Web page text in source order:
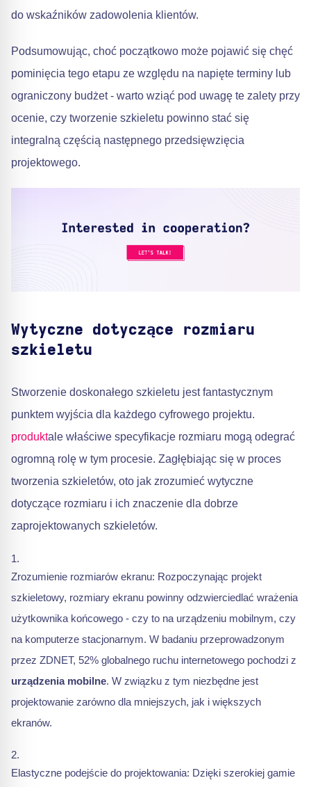
do wskaźników zadowolenia klientów.
Podsumowując, choć początkowo może pojawić się chęć
pominięcia tego etapu ze względu na napięte terminy lub
ograniczony budżet - warto wziąć pod uwagę te zalety przy
ocenie, czy tworzenie szkieletu powinno stać się
integralną częścią następnego przedsięwzięcia
projektowego.
Wytyczne dotyczące rozmiaru
szkieletu
Stworzenie doskonałego szkieletu jest fantastycznym
punktem wyjścia dla każdego cyfrowego projektu.
produktale właściwe specyfikacje rozmiaru mogą odegrać
ogromną rolę w tym procesie. Zagłębiając się w proces
tworzenia szkieletów, oto jak zrozumieć wytyczne
dotyczące rozmiaru i ich znaczenie dla dobrze
zaprojektowanych szkieletów.
Zrozumienie rozmiarów ekranu: Rozpoczynając projekt
szkieletowy, rozmiary ekranu powinny odzwierciedlać wrażenia
użytkownika końcowego - czy to na urządzeniu mobilnym, czy
na komputerze stacjonarnym. W badaniu przeprowadzonym
przez ZDNET, 52% globalnego ruchu internetowego pochodzi z
urządzenia mobilne. W związku z tym niezbędne jest
projektowanie zarówno dla mniejszych, jak i większych
ekranów.
Elastyczne podejście do projektowania: Dzięki szerokiej gamie